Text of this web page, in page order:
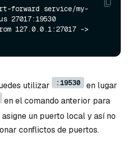
forward service/my-
27017:19530
127.0.0.1:27017 ->
utilizar :19530
en lugar
en el comando anterior para
un puerto local y así no
conflictos de puertos.